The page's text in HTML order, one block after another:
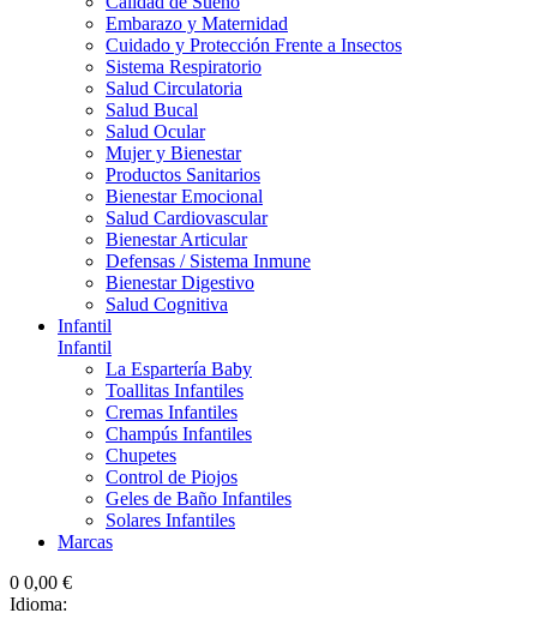
Embarazo y Maternidad
Cuidado y Protección Frente a Insectos
Sistema Respiratorio
Salud Circulatoria
Salud Bucal
Salud Ocular
Mujer y Bienestar
Productos Sanitarios
Bienestar Emocional
Salud Cardiovascular
Bienestar Articular
Defensas / Sistema Inmune
Bienestar Digestivo
Salud Cognitiva
Infantil
Infantil
La Espartería Baby
Toallitas Infantiles
Cremas Infantiles
Champús Infantiles
Chupetes
Control de Piojos
Geles de Baño Infantiles
Solares Infantiles
Marcas
0 0,00 €
Idioma: